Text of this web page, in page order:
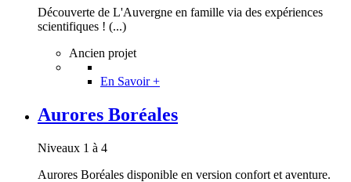
Découverte de L'Auvergne en famille via des expériences
scientifiques ! (...)
Ancien projet
En Savoir +
Aurores Boréales
Niveaux 1 à 4
Aurores Boréales disponible en version confort et aventure.